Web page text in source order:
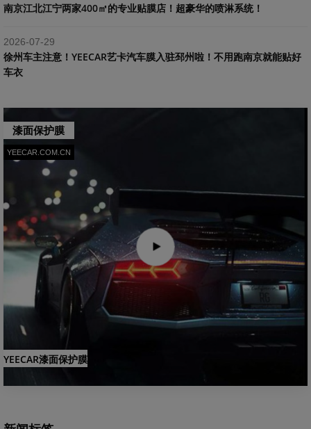
南京江北江宁两家400㎡的专业贴膜店！超豪华的喷淋系统！
2026-07-29
​徐州车主注意！YEECAR艺卡汽车膜入驻邳州啦！不用跑南京就能贴好
车衣
漆面保护膜
YEECAR.COM.CN
YEECAR漆面保护膜